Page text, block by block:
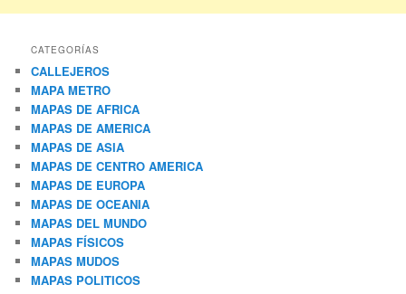
CATEGORÍAS
CALLEJEROS
MAPA METRO
MAPAS DE AFRICA
MAPAS DE AMERICA
MAPAS DE ASIA
MAPAS DE CENTRO AMERICA
MAPAS DE EUROPA
MAPAS DE OCEANIA
MAPAS DEL MUNDO
MAPAS FÍSICOS
MAPAS MUDOS
MAPAS POLITICOS